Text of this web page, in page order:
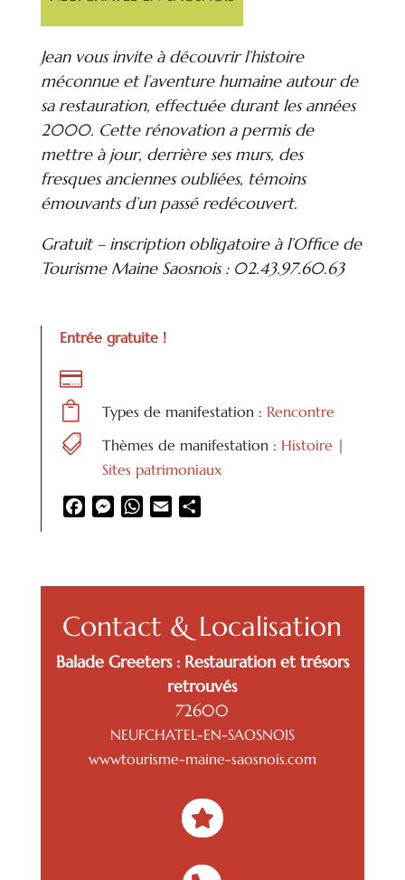
Jean vous invite à découvrir l’histoire
méconnue et l’aventure humaine autour de
sa restauration, effectuée durant les années
2000. Cette rénovation a permis de
mettre à jour, derrière ses murs, des
fresques anciennes oubliées, témoins
émouvants d’un passé redécouvert.
Gratuit – inscription obligatoire à l’Office de
Tourisme Maine Saosnois : 02.43.97.60.63
Entrée gratuite !


Types de manifestation : Rencontre
 Thèmes de manifestation : Histoire|
Sites patrimoniaux
FacebookMessenger
WhatsApp
Email
Contact & Localisation
Balade Greeters : Restauration et trésors
retrouvés
72600
NEUFCHATEL-EN-SAOSNOIS
wwwtourisme-maine-saosnois.com
